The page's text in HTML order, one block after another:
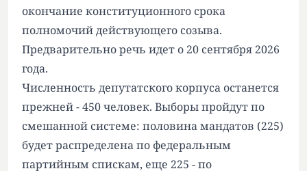
окончание конституционного срока
полномочий действующего созыва.
Предварительно речь идет о 20 сентября 2026
года.
Численность депутатского корпуса останется
прежней - 450 человек. Выборы пройдут по
смешанной системе: половина мандатов (225)
будет распределена по федеральным
партийным спискам, еще 225 - по